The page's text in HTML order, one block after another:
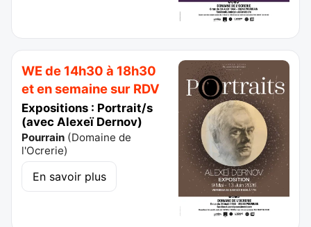
WE de 14h30 à 18h30
et en semaine sur RDV
Expositions : Portrait/s
(avec Alexeï Dernov)
Pourrain (Domaine de
l'Ocrerie)
En savoir plus